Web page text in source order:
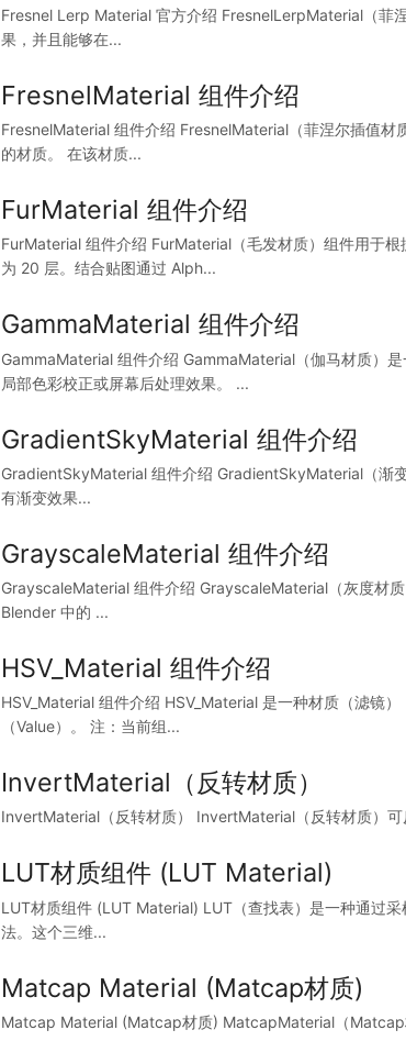
Fresnel Lerp Material 官方介绍 FresnelLerpMaterial（菲
果，并且能够在...
FresnelMaterial 组件介绍
FresnelMaterial 组件介绍 FresnelMaterial（菲涅尔插值材
的材质。 在该材质...
FurMaterial 组件介绍
FurMaterial 组件介绍 FurMaterial（毛发材质）组件用于
为 20 层。结合贴图通过 Alph...
GammaMaterial 组件介绍
GammaMaterial 组件介绍 GammaMaterial（伽马材质）
局部色彩校正或屏幕后处理效果。 ...
GradientSkyMaterial 组件介绍
GradientSkyMaterial 组件介绍 GradientSkyMaterial（渐
有渐变效果...
GrayscaleMaterial 组件介绍
GrayscaleMaterial 组件介绍 GrayscaleMaterial（灰度材
Blender 中的 ...
HSV_Material 组件介绍
HSV_Material 组件介绍 HSV_Material 是一种材质（滤镜
（Value）。 注：当前组...
InvertMaterial（反转材质）
InvertMaterial（反转材质） InvertMaterial（反转材质）
LUT材质组件 (LUT Material)
LUT材质组件 (LUT Material) LUT（查找表）是一种通过
法。这个三维...
Matcap Material (Matcap材质)
Matcap Material (Matcap材质) MatcapMaterial（Matcap